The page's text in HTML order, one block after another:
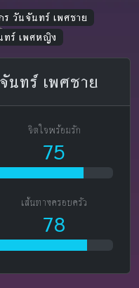
ร วันจันทร์ เพศชาย
ทร์ เพศหญิง
นทร์ เพศชาย
จิตใจพร้อมรัก
75
เส้นทางครอบครัว
78